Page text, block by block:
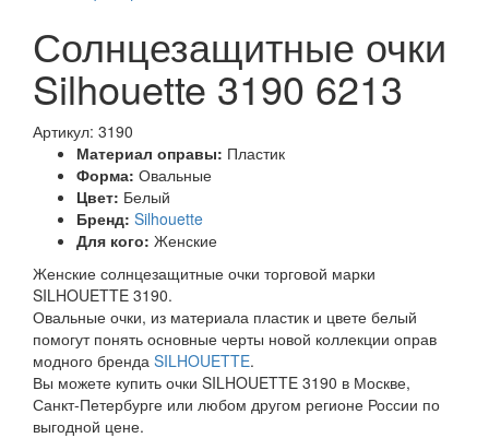
Солнцезащитные очки
Silhouette 3190 6213
Артикул: 3190
Материал оправы: Пластик
Форма: Овальные
Цвет: Белый
Бренд: Silhouette
Для кого: Женские
Женские солнцезащитные очки торговой марки
SILHOUETTE 3190.
Овальные очки, из материала пластик и цвете белый
помогут понять основные черты новой коллекции оправ
модного бренда SILHOUETTE.
Вы можете купить очки SILHOUETTE 3190 в Москве,
Санкт-Петербурге или любом другом регионе России по
выгодной цене.